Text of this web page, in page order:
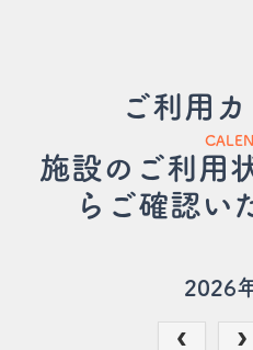
ご利用
施設のご利用
らご確認い
2026